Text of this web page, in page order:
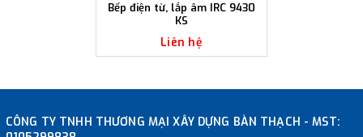
Bếp điện từ, lắp âm IRC 9430
KS
Liên hệ
CÔNG TY TNHH THƯƠNG MẠI XÂY DỰNG BÀN THẠCH - MST: